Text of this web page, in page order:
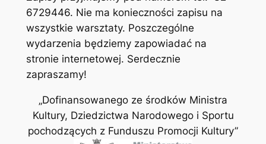
6729446. Nie ma konieczności zapisu na
wszystkie warsztaty. Poszczególne
wydarzenia będziemy zapowiadać na
stronie internetowej. Serdecznie
zapraszamy!
„Dofinansowanego ze środków Ministra
Kultury, Dziedzictwa Narodowego i Sportu
pochodzących z Funduszu Promocji Kultury”